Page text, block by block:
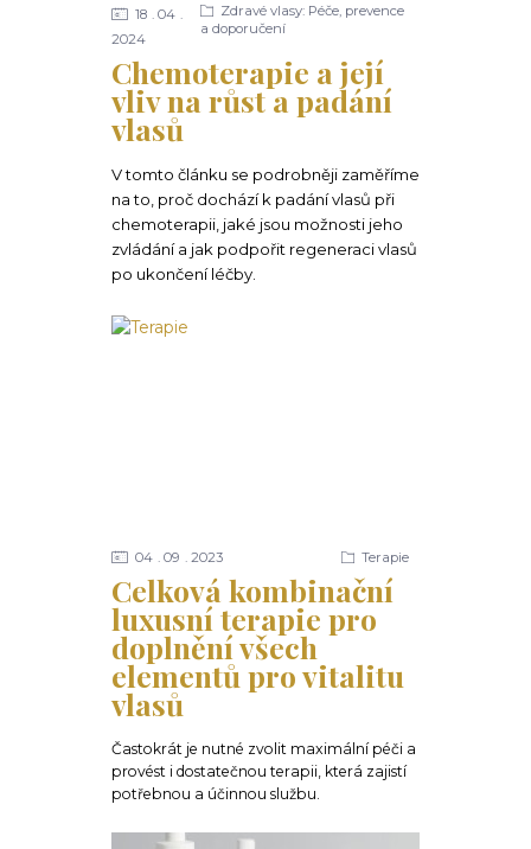
Chemoterapie a její
vliv na růst a padání
vlasů
18
04
2024
Zdravé vlasy: Péče, prevence
a doporučení
V tomto článku se podrobněji zaměříme
na to, proč dochází k padání vlasů při
chemoterapii, jaké jsou možnosti jeho
zvládání a jak podpořit regeneraci vlasů
po ukončení léčby.
Celková kombinační
luxusní terapie pro
doplnění všech
elementů pro vitalitu
vlasů
04 09 2023 Terapie
Častokrát je nutné zvolit maximální péči a
provést i dostatečnou terapii, která zajistí
potřebnou a účinnou službu.